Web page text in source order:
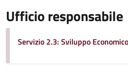
Ufficio responsabile
Servizio 2.3: Sviluppo